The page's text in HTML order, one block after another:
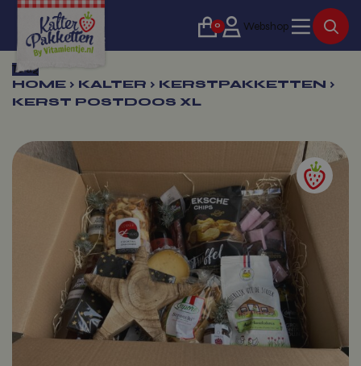
0 Webshop
Terug
HOME › KALTER › KERSTPAKKETTEN ›
KERST POSTDOOS XL